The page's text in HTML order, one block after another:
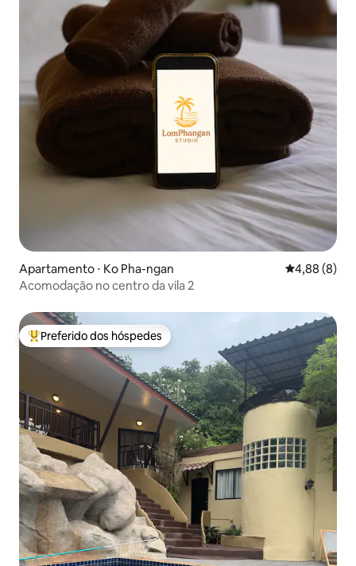
Apartamento ⋅ Ko Pha-ngan 4,88 de uma
4,88 (8)
Acomodação no centro da vila 2
Entre os melhores preferidos dos hóspedes
Preferido dos hóspedes